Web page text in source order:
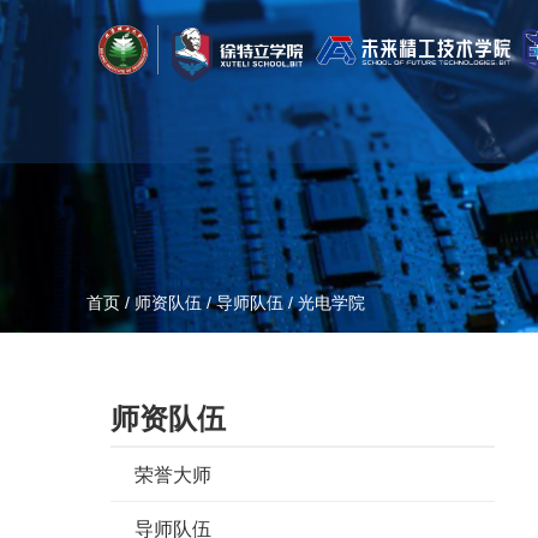
首页 /师资队伍/导师队伍/光电学院
师资队伍
荣誉大师
导师队伍